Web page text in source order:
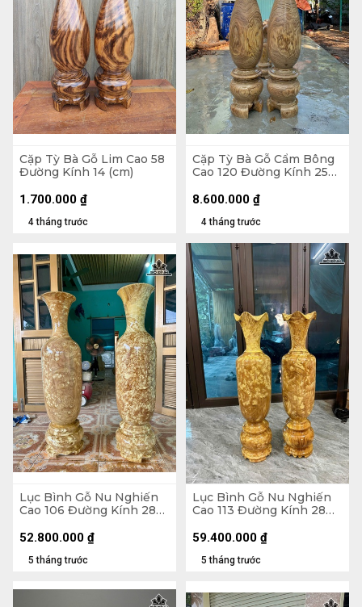
Cặp Tỳ Bà Gỗ Lim Cao 58
Đường Kính 14 (cm)
4 tháng trước
1.700.000 ₫
Cặp Tỳ Bà Gỗ Cẩm Bông
Cao 120 Đường Kính 25
4 tháng trước
8.600.000 ₫
Lục Bình Gỗ Nu Nghiến
Cao 106 Đường Kính 28
5 tháng trước
52.800.000 ₫
Lục Bình Gỗ Nu Nghiến
Cao 113 Đường Kính 28
5 tháng trước
59.400.000 ₫